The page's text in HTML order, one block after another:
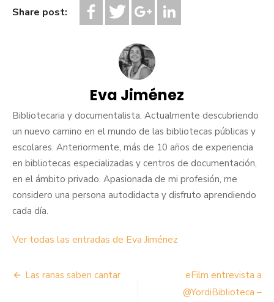
Share post:
Eva Jiménez
Bibliotecaria y documentalista. Actualmente descubriendo
un nuevo camino en el mundo de las bibliotecas públicas y
escolares. Anteriormente, más de 10 años de experiencia
en bibliotecas especializadas y centros de documentación,
en el ámbito privado. Apasionada de mi profesión, me
considero una persona autodidacta y disfruto aprendiendo
cada día.
Ver todas las entradas de Eva Jiménez
Navegación
Las ranas saben cantar
eFilm entrevista a
@YordiBiblioteca –